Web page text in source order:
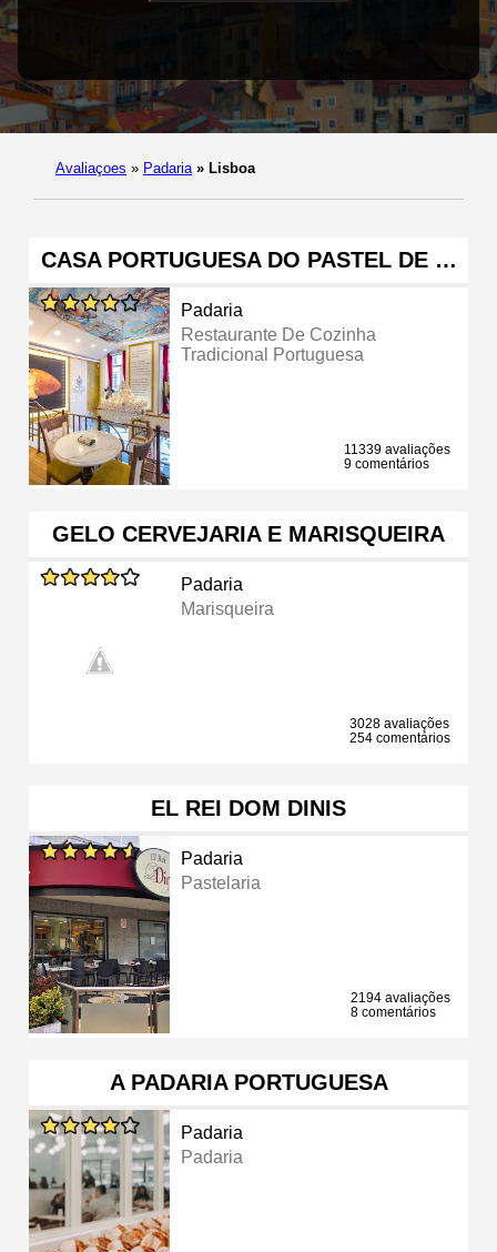
Avaliaçoes » Padaria » Lisboa
CASA PORTUGUESA DO PASTEL DE …
Padaria
Restaurante De Cozinha
Tradicional Portuguesa
11339 avaliações
9 comentários
GELO CERVEJARIA E MARISQUEIRA
Padaria
Marisqueira
3028 avaliações
254 comentários
EL REI DOM DINIS
Padaria
Pastelaria
2194 avaliações
8 comentários
A PADARIA PORTUGUESA
Padaria
Padaria